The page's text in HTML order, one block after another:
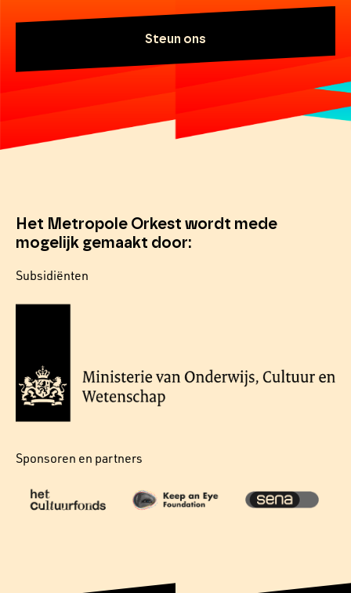
Steun ons
Het Metropole Orkest wordt mede
mogelijk gemaakt door:
Subsidiënten
Sponsoren en partners